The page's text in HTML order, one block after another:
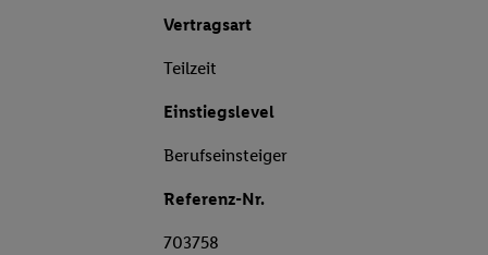
Vertragsart
Teilzeit
Einstiegslevel
Berufseinsteiger
Referenz-Nr.
703758